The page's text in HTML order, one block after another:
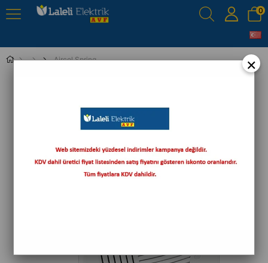
0
Aircol Spring Tavan Tipi Aspiratör Zaman Röleli ×